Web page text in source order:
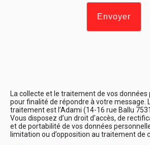
La collecte et le traitement de vos
pour finalité de répondre à votre message.
traitement est l’Adami (14-16 rue Ballu
Vous disposez d’un droit d’accès, de
et de portabilité de vos données
limitation ou d’opposition au traitement de